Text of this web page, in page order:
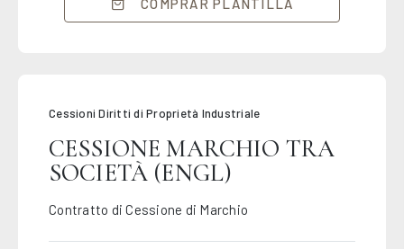
COMPRAR PLANTILLA
Cessioni Diritti di Proprietà Industriale
CESSIONE MARCHIO TRA
SOCIETÀ (ENGL)
Contratto di Cessione di Marchio